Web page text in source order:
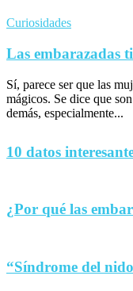
Curiosidades
Las embarazadas
Sí, parece ser que las
mágicos. Se dice que
demás, especialmente...
10 datos
¿Por qué las
“Síndrome del